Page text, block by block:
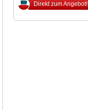
Direkt zum Angebot!